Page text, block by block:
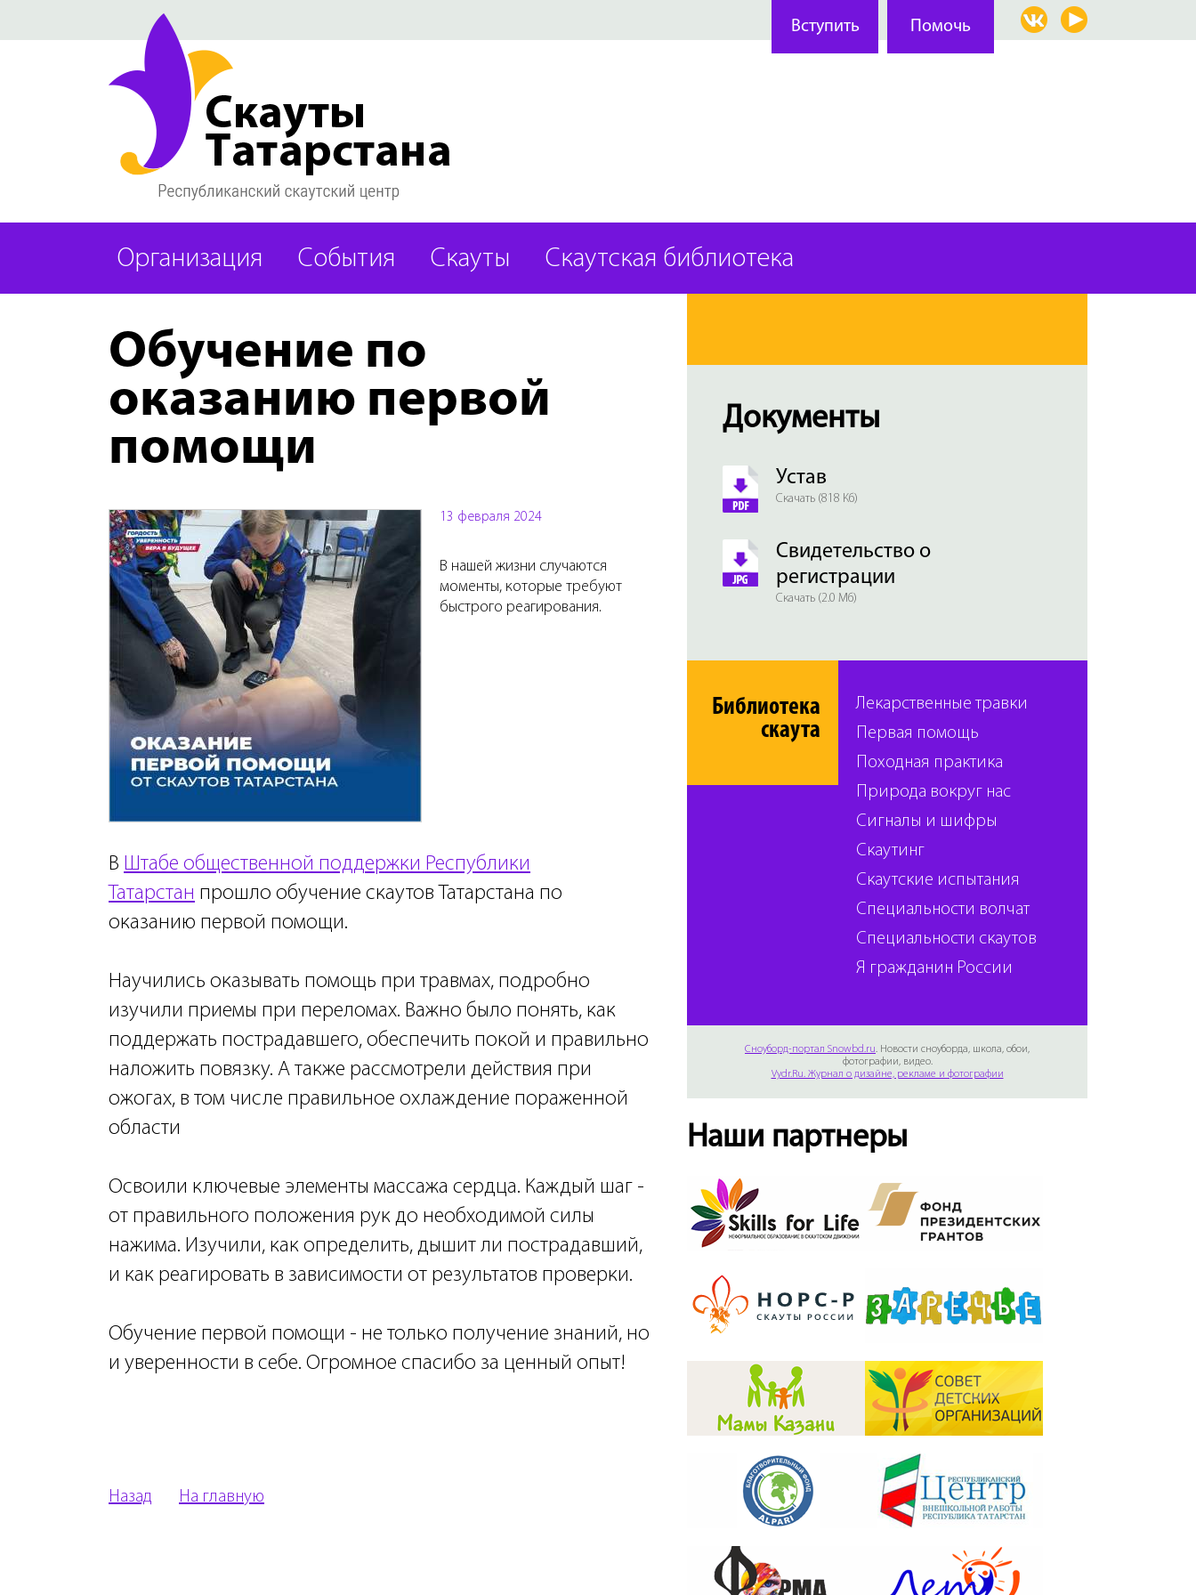
Организация События Скауты Скаутская библиотека
Обучение по
оказанию первой
помощи
13 февраля 2024
В нашей жизни случаются
моменты, которые требуют
быстрого реагирования.
В Штабе общественной поддержки Республики
Татарстан прошло обучение скаутов Татарстана по
оказанию первой помощи.
Научились оказывать помощь при травмах, подробно
изучили приемы при переломах. Важно было понять, как
поддержать пострадавшего, обеспечить покой и правильно
наложить повязку. А также рассмотрели действия при
ожогах, в том числе правильное охлаждение пораженной
области
Освоили ключевые элементы массажа сердца. Каждый шаг -
от правильного положения рук до необходимой силы
нажима. Изучили, как определить, дышит ли пострадавший,
и как реагировать в зависимости от результатов проверки.
Обучение первой помощи - не только получение знаний, но
и уверенности в себе. Огромное спасибо за ценный опыт!
Назад На главную
Документы
Устав
Скачать (818 Кб)
Свидетельство о
регистрации
Скачать (2.0 Мб)
Библиотека
скаута
Лекарственные травки
Первая помощь
Походная практика
Природа вокруг нас
Сигналы и шифры
Скаутинг
Скаутские испытания
Специальности волчат
Специальности скаутов
Я гражданин России
Сноуборд-портал Snowbd.ru. Новости сноуборда, школа, обои,
фотографии, видео.
Vydr.Ru. Журнал о дизайне, рекламе и фотографии
Наши партнеры